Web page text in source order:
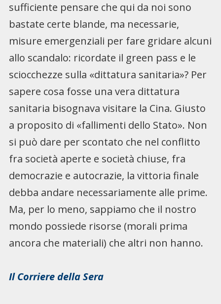
sufficiente pensare che qui da noi sono
bastate certe blande, ma necessarie,
misure emergenziali per fare gridare alcuni
allo scandalo: ricordate il green pass e le
sciocchezze sulla «dittatura sanitaria»? Per
sapere cosa fosse una vera dittatura
sanitaria bisognava visitare la Cina. Giusto
a proposito di «fallimenti dello Stato». Non
si può dare per scontato che nel conflitto
fra società aperte e società chiuse, fra
democrazie e autocrazie, la vittoria finale
debba andare necessariamente alle prime.
Ma, per lo meno, sappiamo che il nostro
mondo possiede risorse (morali prima
ancora che materiali) che altri non hanno.
Il Corriere della Sera